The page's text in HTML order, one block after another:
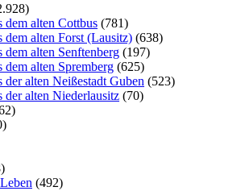
dem alten Cottbus (781)
dem alten Forst (Lausitz) (638)
dem alten Senftenberg (197)
dem alten Spremberg (625)
der alten Neißestadt Guben (523)
der alten Niederlausitz (70)
(492)